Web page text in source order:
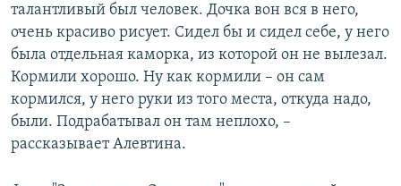
талантливый был человек. Дочка вон вся в него,
очень красиво рисует. Сидел бы и сидел себе, у него
была отдельная каморка, из которой он не вылезал.
Кормили хорошо. Ну как кормили – он сам
кормился, у него руки из того места, откуда надо,
были. Подрабатывал он там неплохо, –
рассказывает Алевтина.